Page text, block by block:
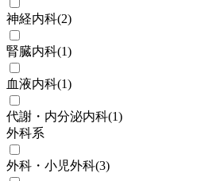
神経内科(2)
腎臓内科(1)
血液内科(1)
代謝・内分泌内科(1)
外科系
外科・小児外科(3)